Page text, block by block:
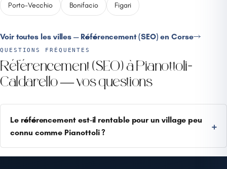
Porto-Vecchio Bonifacio Figari
Voir toutes les villes — Référencement (SEO) en Corse
QUESTIONS FRÉQUENTES
Référencement (SEO) à Pianottoli-
Caldarello — vos questions
Le référencement est-il rentable pour un village peu
connu comme Pianottoli ?